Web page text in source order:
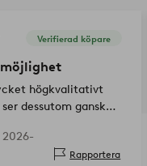
Verifierad köpare
högkvalitativt
dessutom ganska
2026-
Rapportera